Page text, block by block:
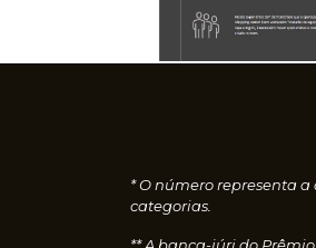
* O número representa
categorias.